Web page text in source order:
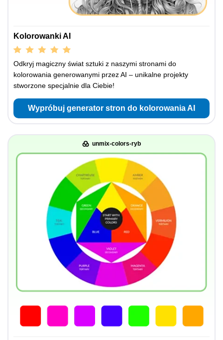
Kolorowanki AI
Odkryj magiczny świat sztuki z naszymi stronami do
kolorowania generowanymi przez AI – unikalne projekty
stworzone specjalnie dla Ciebie!
Wypróbuj generator stron do kolorowania AI
unmix-colors-ryb